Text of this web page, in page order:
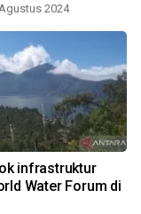
2024
infrastruktur
Water Forum di